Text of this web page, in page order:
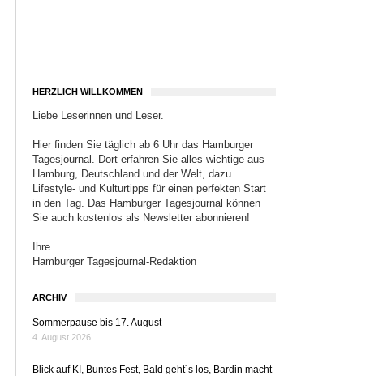
HERZLICH WILLKOMMEN
Liebe Leserinnen und Leser.
Hier finden Sie täglich ab 6 Uhr das Hamburger
Tagesjournal. Dort erfahren Sie alles wichtige aus
Hamburg, Deutschland und der Welt, dazu
Lifestyle- und Kulturtipps für einen perfekten Start
in den Tag. Das Hamburger Tagesjournal können
Sie auch kostenlos als Newsletter abonnieren!
Ihre
Hamburger Tagesjournal-Redaktion
ARCHIV
Sommerpause bis 17. August
4. August 2026
Blick auf KI, Buntes Fest, Bald geht´s los, Bardin macht